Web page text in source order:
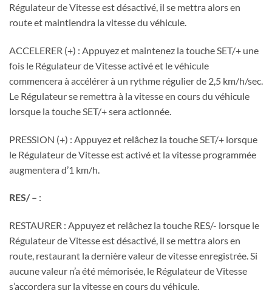
Régulateur de Vitesse est désactivé, il se mettra alors en
route et maintiendra la vitesse du véhicule.
ACCELERER (+) : Appuyez et maintenez la touche SET/+ une
fois le Régulateur de Vitesse activé et le véhicule
commencera à accélérer à un rythme régulier de 2,5 km/h/sec.
Le Régulateur se remettra à la vitesse en cours du véhicule
lorsque la touche SET/+ sera actionnée.
PRESSION (+) : Appuyez et relâchez la touche SET/+ lorsque
le Régulateur de Vitesse est activé et la vitesse programmée
augmentera d’1 km/h.
RES/ – :
RESTAURER : Appuyez et relâchez la touche RES/- lorsque le
Régulateur de Vitesse est désactivé, il se mettra alors en
route, restaurant la dernière valeur de vitesse enregistrée. Si
aucune valeur n’a été mémorisée, le Régulateur de Vitesse
s’accordera sur la vitesse en cours du véhicule.